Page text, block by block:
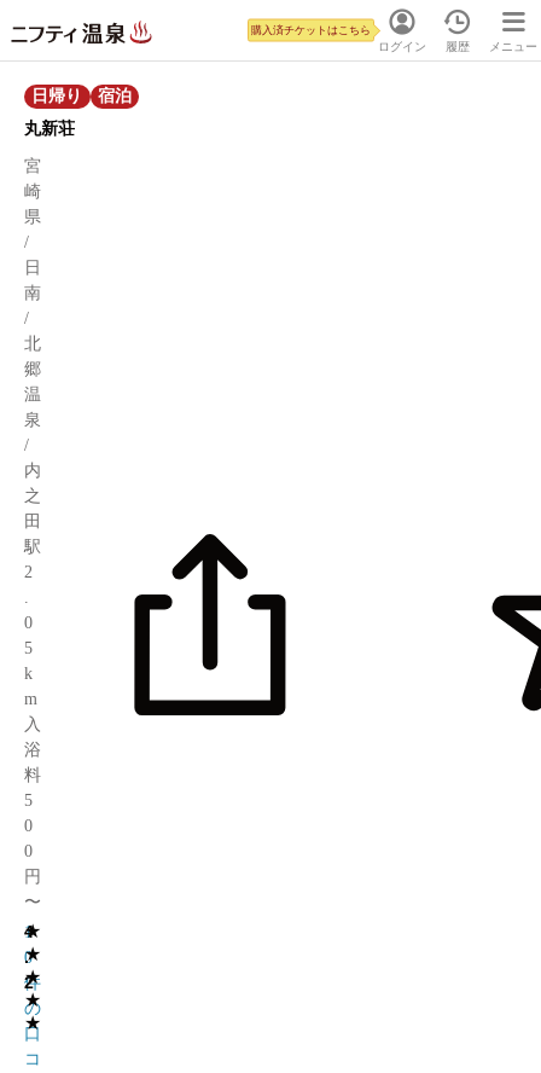
ログイン
購入済チケットはこちら
履歴 メニュー
日帰り
宿泊
丸新荘
宮
崎
県
/
日
南
/
北
郷
温
泉
/
内
之
田
駅
2
0
5
k
m
入
浴
料
5
0
0
円
〜
★
★
★
★
★
4
.
2
1
0
件
の
口
コ